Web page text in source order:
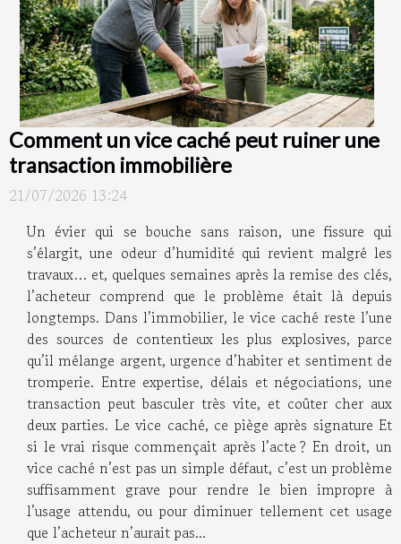
Comment un vice caché peut ruiner une
transaction immobilière
21/07/2026 13:24
Un évier qui se bouche sans raison, une fissure qui
s’élargit, une odeur d’humidité qui revient malgré les
travaux… et, quelques semaines après la remise des clés,
l’acheteur comprend que le problème était là depuis
longtemps. Dans l’immobilier, le vice caché reste l’une
des sources de contentieux les plus explosives, parce
qu’il mélange argent, urgence d’habiter et sentiment de
tromperie. Entre expertise, délais et négociations, une
transaction peut basculer très vite, et coûter cher aux
deux parties. Le vice caché, ce piège après signature Et
si le vrai risque commençait après l’acte ? En droit, un
vice caché n’est pas un simple défaut, c’est un problème
suffisamment grave pour rendre le bien impropre à
l’usage attendu, ou pour diminuer tellement cet usage
que l’acheteur n’aurait pas...